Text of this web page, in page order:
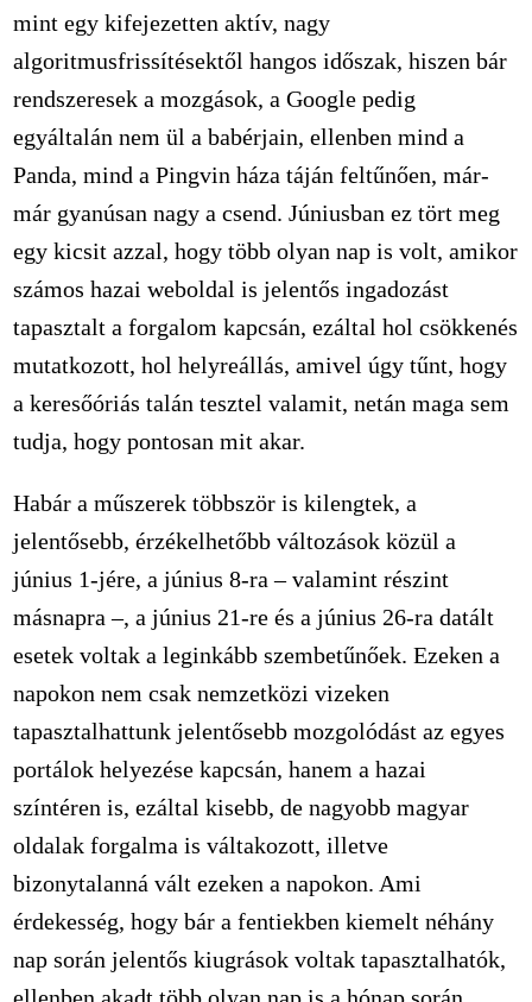
mint egy kifejezetten aktív, nagy
algoritmusfrissítésektől hangos időszak, hiszen bár
rendszeresek a mozgások, a Google pedig
egyáltalán nem ül a babérjain, ellenben mind a
Panda, mind a Pingvin háza táján feltűnően, már-
már gyanúsan nagy a csend. Júniusban ez tört meg
egy kicsit azzal, hogy több olyan nap is volt, amikor
számos hazai weboldal is jelentős ingadozást
tapasztalt a forgalom kapcsán, ezáltal hol csökkenés
mutatkozott, hol helyreállás, amivel úgy tűnt, hogy
a keresőóriás talán tesztel valamit, netán maga sem
tudja, hogy pontosan mit akar.
Habár a műszerek többször is kilengtek, a
jelentősebb, érzékelhetőbb változások közül a
június 1-jére, a június 8-ra – valamint részint
másnapra –, a június 21-re és a június 26-ra datált
esetek voltak a leginkább szembetűnőek. Ezeken a
napokon nem csak nemzetközi vizeken
tapasztalhattunk jelentősebb mozgolódást az egyes
portálok helyezése kapcsán, hanem a hazai
színtéren is, ezáltal kisebb, de nagyobb magyar
oldalak forgalma is váltakozott, illetve
bizonytalanná vált ezeken a napokon. Ami
érdekesség, hogy bár a fentiekben kiemelt néhány
nap során jelentős kiugrások voltak tapasztalhatók,
ellenben akadt több olyan nap is a hónap során,